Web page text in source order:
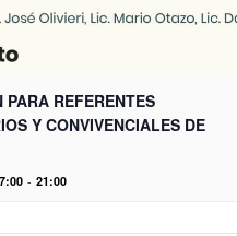
PARA REFERENTES
Y CONVIVENCIALES DE
- 21:00